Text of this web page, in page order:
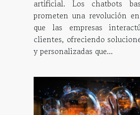
artificial. Los chatbots
prometen una revolución
que las empresas
clientes, ofreciendo
y personalizadas que...